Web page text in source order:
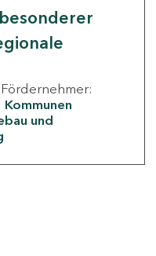
Fördernehmer:
Kommunen
und